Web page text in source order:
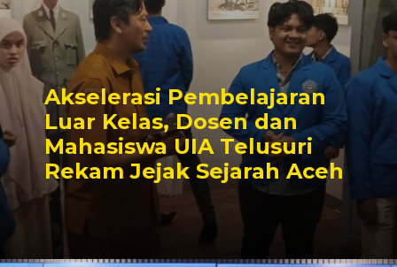
Akselerasi Pembelajaran
Luar Kelas, Dosen dan
Mahasiswa UIA Telusuri
Rekam Jejak Sejarah Aceh